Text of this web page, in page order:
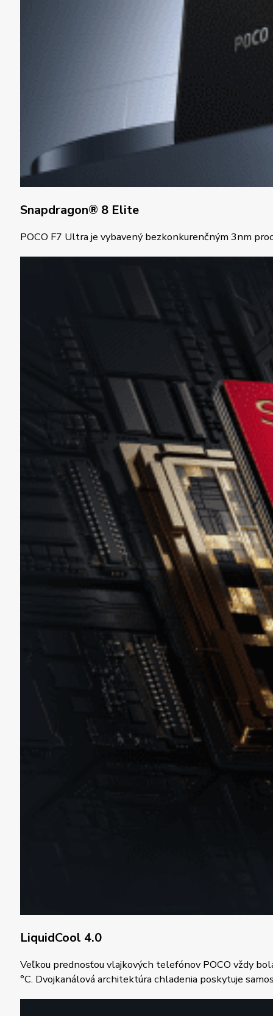
Snapdragon® 8 Elite
POCO F7 Ultra je vybavený bezkonkurenčným 3nm
LiquidCool 4.0
Veľkou prednosťou vlajkových telefónov POCO vždy
°C. Dvojkanálová architektúra chladenia poskytuje